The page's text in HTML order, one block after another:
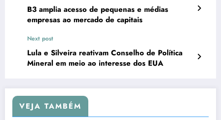
B3 amplia acesso de pequenas e médias
empresas ao mercado de capitais
Next post
Lula e Silveira reativam Conselho de Política
Mineral em meio ao interesse dos EUA
VEJA TAMBÉM